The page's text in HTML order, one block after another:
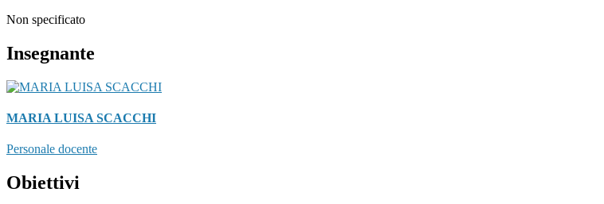
Non specificato
Insegnante
MARIA LUISA SCACCHI
Personale docente
Obiettivi